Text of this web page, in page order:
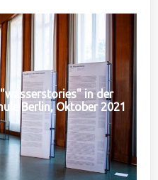
in der
Berlin, Oktober 2021